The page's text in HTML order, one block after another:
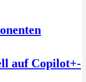
auf Copilot+-